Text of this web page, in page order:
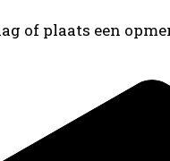
of plaats een